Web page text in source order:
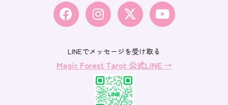
LINEでメッセージを受け取る
Magic Forest Tarot 公式LINE →